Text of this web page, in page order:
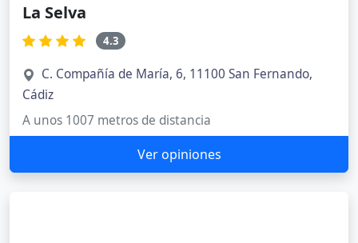
La Selva
4.3
C. Compañía de María, 6, 11100 San Fernando,
Cádiz
A unos 1007 metros de distancia
Ver opiniones